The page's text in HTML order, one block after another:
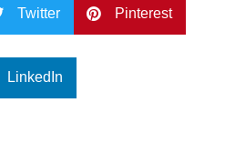
Twitter Pinterest
LinkedIn